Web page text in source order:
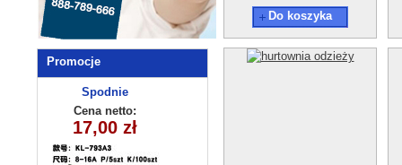
Promocje
Spodnie
dziecięce
KL-793A3
Cena netto:
17,00 zł
Komplety
dziecięce (1-4
) 4szt
Cena netto:
12,00 zł
Do koszyka